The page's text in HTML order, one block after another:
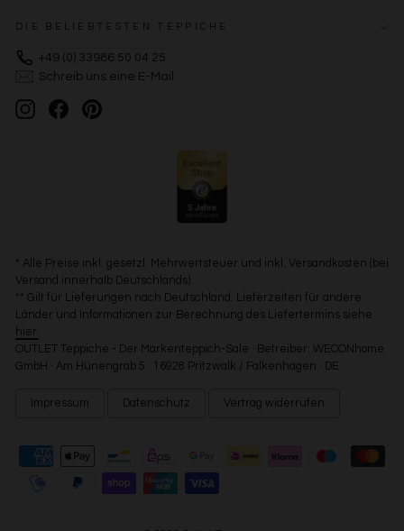
DIE BELIEBTESTEN TEPPICHE
+49 (0) 33986 50 04 25
Schreib uns eine E-Mail
InstagramFacebookPinterest
* Alle Preise inkl. gesetzl. Mehrwertsteuer und inkl. Versandkosten (bei
Versand innerhalb Deutschlands).
** Gilt für Lieferungen nach Deutschland. Lieferzeiten für andere
Länder und Informationen zur Berechnung des Liefertermins siehe
hier.
OUTLET Teppiche - Der Markenteppich-Sale · Betreiber: WECONhome
GmbH · Am Hünengrab 5 · 16928 Pritzwalk / Falkenhagen · DE
Impressum Datenschutz Vertrag widerrufen